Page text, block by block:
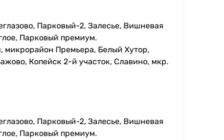
Парковый-2, Залесье, Вишневая
Парковый премиум.
Премьера, Белый Хутор,
Копейск 2-й участок, Славино, мкр.
Парковый-2, Залесье, Вишневая
Парковый премиум.